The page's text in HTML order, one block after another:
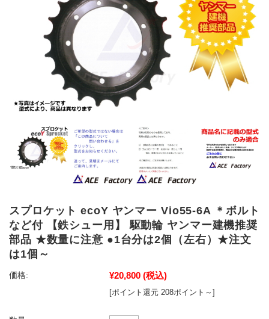
スプロケット ecoY ヤンマー Vio55-6A ＊ボルト
など付 【鉄シュー用】 駆動輪 ヤンマー建機推奨
部品 ★数量に注意 ●1台分は2個（左右）★注文
は1個～
価格: ¥20,800 (税込)
[ポイント還元 208ポイント～]